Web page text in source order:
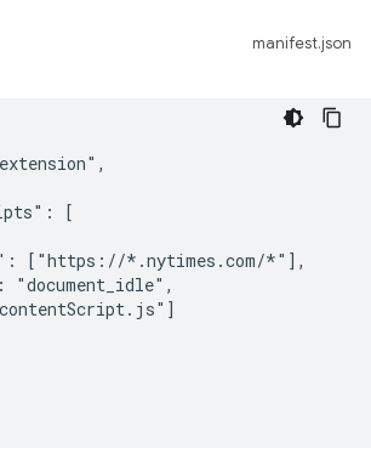
manifest.json
[
["https://*.nytimes.com/*"],
"document_idle",